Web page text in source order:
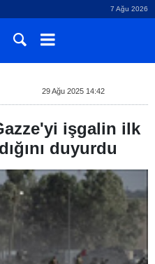
7 Ağu 2026
29 Ağu 2025 14:42
işgalin ilk
duyurdu